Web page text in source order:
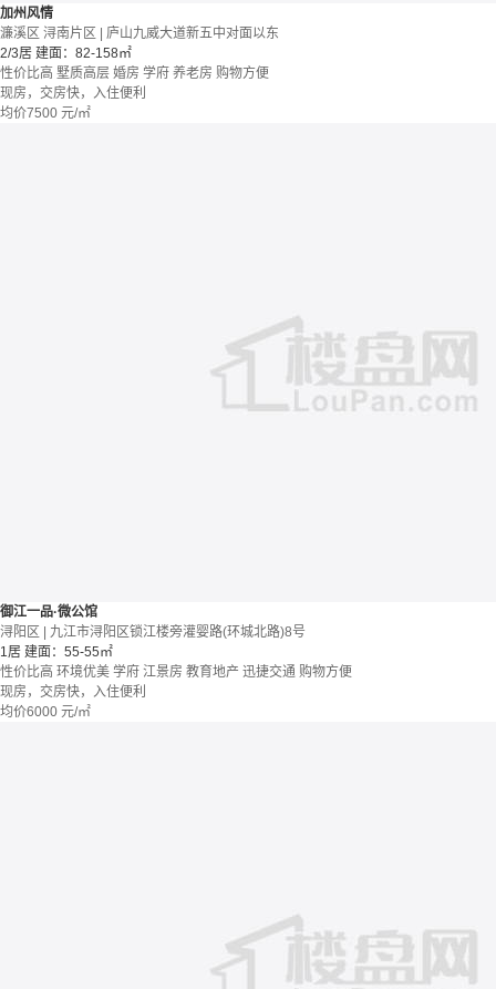
加州风情
濂溪区 浔南片区 | 庐山九威大道新五中对面以东
2/3居 建面：82-158㎡
性价比高 墅质高层 婚房 学府 养老房 购物方便
现房，交房快，入住便利
均价7500 元/㎡
御江一品·微公馆
浔阳区 | 九江市浔阳区锁江楼旁灌婴路(环城北路)8号
1居 建面：55-55㎡
性价比高 环境优美 学府 江景房 教育地产 迅捷交通 购物方便
现房，交房快，入住便利
均价6000 元/㎡